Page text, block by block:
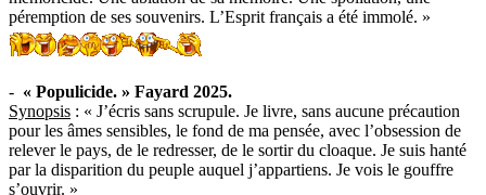
péremption de ses souvenirs. L’Esprit français a été immolé. »
- « Populicide. » Fayard 2025.
Synopsis : « J’écris sans scrupule. Je livre, sans aucune précaution
pour les âmes sensibles, le fond de ma pensée, avec l’obsession de
relever le pays, de le redresser, de le sortir du cloaque. Je suis hanté
par la disparition du peuple auquel j’appartiens. Je vois le gouffre
s’ouvrir. »